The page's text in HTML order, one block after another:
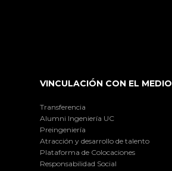
VINCULACIÓN CON EL MEDIO
Transferencia
Alumni Ingeniería UC
Preingeniería
Atracción y desarrollo de talento
Plataforma de Colocaciones
Responsabilidad Social